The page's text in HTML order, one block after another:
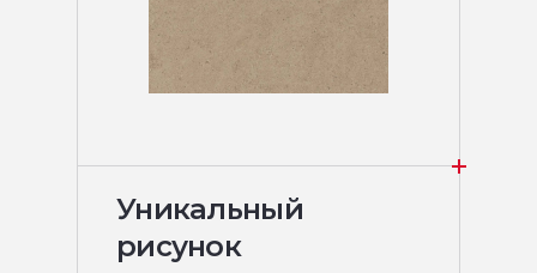
Уникальный
рисунок